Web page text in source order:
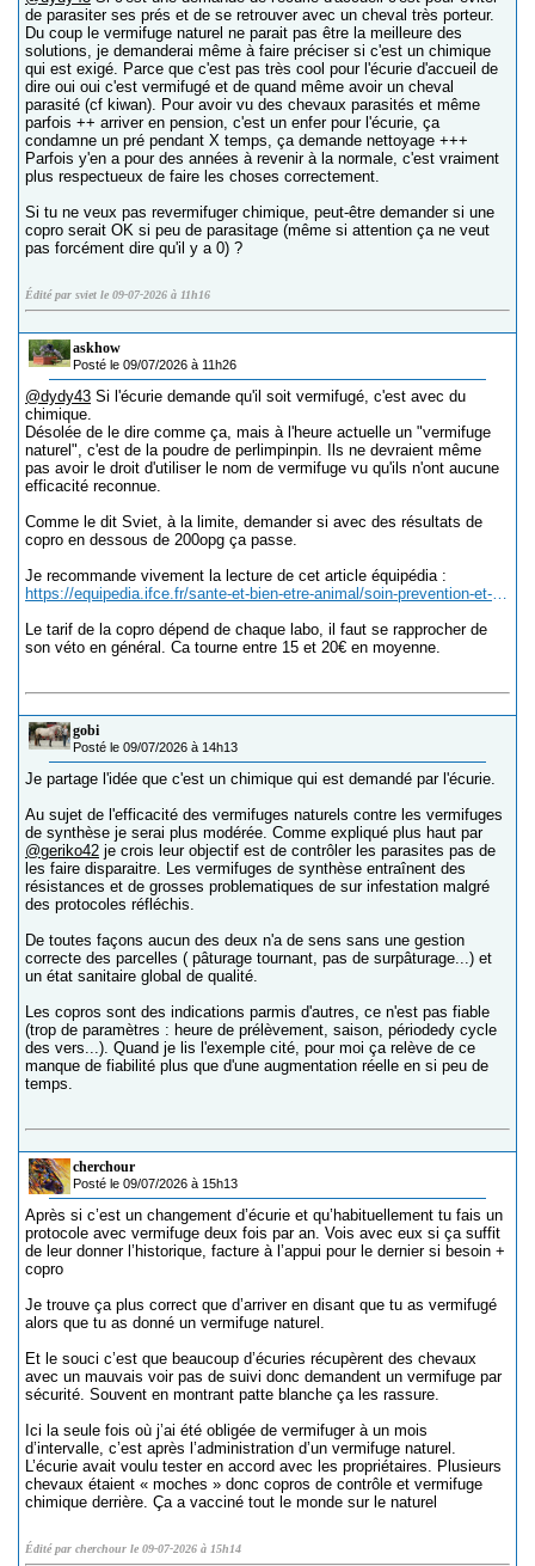
de parasiter ses prés et de se retrouver avec un cheval très porteur.
Du coup le vermifuge naturel ne parait pas être la meilleure des
solutions, je demanderai même à faire préciser si c'est un chimique
qui est exigé. Parce que c'est pas très cool pour l'écurie d'accueil de
dire oui oui c'est vermifugé et de quand même avoir un cheval
parasité (cf kiwan). Pour avoir vu des chevaux parasités et même
parfois ++ arriver en pension, c'est un enfer pour l'écurie, ça
condamne un pré pendant X temps, ça demande nettoyage +++
Parfois y'en a pour des années à revenir à la normale, c'est vraiment
plus respectueux de faire les choses correctement.
Si tu ne veux pas revermifuger chimique, peut-être demander si une
copro serait OK si peu de parasitage (même si attention ça ne veut
pas forcément dire qu'il y a 0) ?
Édité par sviet le 09-07-2026 à 11h16
askhow
Posté le 09/07/2026 à 11h26
@dydy43 Si l'écurie demande qu'il soit vermifugé, c'est avec du
chimique.
Désolée de le dire comme ça, mais à l'heure actuelle un "vermifuge
naturel", c'est de la poudre de perlimpinpin. Ils ne devraient même
pas avoir le droit d'utiliser le nom de vermifuge vu qu'ils n'ont aucune
efficacité reconnue.
Comme le dit Sviet, à la limite, demander si avec des résultats de
copro en dessous de 200opg ça passe.
Je recommande vivement la lecture de cet article équipédia :
https://equipedia.ifce.fr/sante-et-bien-etre-animal/soin-prevention-et-medication/prevention/protocole-de-vermifugation-pour-les-equides-de-plus-d-un-an
Le tarif de la copro dépend de chaque labo, il faut se rapprocher de
son véto en général. Ca tourne entre 15 et 20€ en moyenne.
gobi
Posté le 09/07/2026 à 14h13
Je partage l'idée que c'est un chimique qui est demandé par l'écurie.
Au sujet de l'efficacité des vermifuges naturels contre les vermifuges
de synthèse je serai plus modérée. Comme expliqué plus haut par
@geriko42 je crois leur objectif est de contrôler les parasites pas de
les faire disparaitre. Les vermifuges de synthèse entraînent des
résistances et de grosses problematiques de sur infestation malgré
des protocoles réfléchis.
De toutes façons aucun des deux n'a de sens sans une gestion
correcte des parcelles ( pâturage tournant, pas de surpâturage...) et
un état sanitaire global de qualité.
Les copros sont des indications parmis d'autres, ce n'est pas fiable
(trop de paramètres : heure de prélèvement, saison, périodedy cycle
des vers...). Quand je lis l'exemple cité, pour moi ça relève de ce
manque de fiabilité plus que d'une augmentation réelle en si peu de
temps.
cherchour
Posté le 09/07/2026 à 15h13
Après si c’est un changement d’écurie et qu’habituellement tu fais un
protocole avec vermifuge deux fois par an. Vois avec eux si ça suffit
de leur donner l’historique, facture à l’appui pour le dernier si besoin +
copro
Je trouve ça plus correct que d’arriver en disant que tu as vermifugé
alors que tu as donné un vermifuge naturel.
Et le souci c’est que beaucoup d’écuries récupèrent des chevaux
avec un mauvais voir pas de suivi donc demandent un vermifuge par
sécurité. Souvent en montrant patte blanche ça les rassure.
Ici la seule fois où j’ai été obligée de vermifuger à un mois
d’intervalle, c’est après l’administration d’un vermifuge naturel.
L’écurie avait voulu tester en accord avec les propriétaires. Plusieurs
chevaux étaient « moches » donc copros de contrôle et vermifuge
chimique derrière. Ça a vacciné tout le monde sur le naturel
Édité par cherchour le 09-07-2026 à 15h14